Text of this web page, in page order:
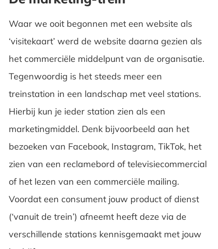
Waar we ooit begonnen met een website als
‘visitekaart’ werd de website daarna gezien als
het commerciële middelpunt van de organisatie.
Tegenwoordig is het steeds meer een
treinstation in een landschap met veel stations.
Hierbij kun je ieder station zien als een
marketingmiddel. Denk bijvoorbeeld aan het
bezoeken van Facebook, Instagram, TikTok, het
zien van een reclamebord of televisiecommercial
of het lezen van een commerciële mailing.
Voordat een consument jouw product of dienst
(‘vanuit de trein’) afneemt heeft deze via de
verschillende stations kennisgemaakt met jouw